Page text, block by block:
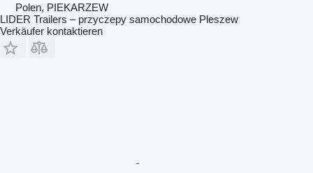
Polen, PIEKARZEW
LIDER Trailers – przyczepy samochodowe Pleszew
Verkäufer kontaktieren